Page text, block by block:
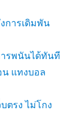
การเดิมพัน
ารพนันได้ทันที
น แทงบอล
ตรง ไม่โกง